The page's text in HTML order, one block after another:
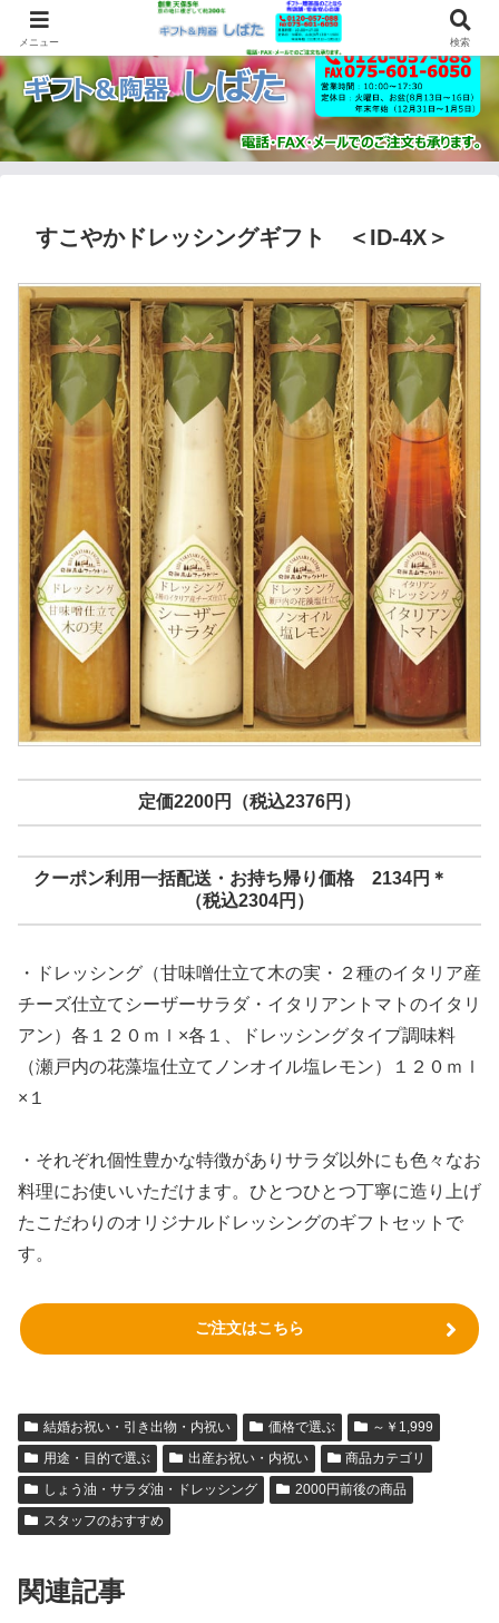
すこやかドレッシングギフト ＜ID-4X＞
定価2200円（税込2376円）
クーポン利用一括配送・お持ち帰り価格 2134円＊
（税込2304円）
・ドレッシング（甘味噌仕立て木の実・２種のイタリア産
チーズ仕立てシーザーサラダ・イタリアントマトのイタリ
アン）各１２０ｍｌ×各１、ドレッシングタイプ調味料
（瀬戸内の花藻塩仕立てノンオイル塩レモン）１２０ｍｌ
×１
・それぞれ個性豊かな特徴がありサラダ以外にも色々なお
料理にお使いいただけます。ひとつひとつ丁寧に造り上げ
たこだわりのオリジナルドレッシングのギフトセットで
す。
ご注文はこちら
結婚お祝い・引き出物・内祝い 価格で選ぶ
～￥1,999
用途・目的で選ぶ
出産お祝い・内祝い
商品カテゴリ
しょう油・サラダ油・ドレッシング
2000円前後の商品
スタッフのおすすめ
関連記事
メニュー 検索